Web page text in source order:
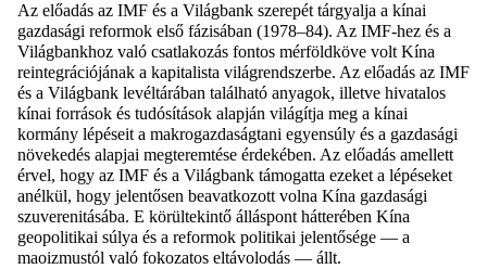
Az előadás az IMF és a Világbank szerepét tárgyalja a kínai
gazdasági reformok első fázisában (1978–84). Az IMF-hez és a
Világbankhoz való csatlakozás fontos mérföldköve volt Kína
reintegrációjának a kapitalista világrendszerbe. Az előadás az IMF
és a Világbank levéltárában található anyagok, illetve hivatalos
kínai források és tudósítások alapján világítja meg a kínai
kormány lépéseit a makrogazdaságtani egyensúly és a gazdasági
növekedés alapjai megteremtése érdekében. Az előadás amellett
érvel, hogy az IMF és a Világbank támogatta ezeket a lépéseket
anélkül, hogy jelentősen beavatkozott volna Kína gazdasági
szuverenitásába. E körültekintő álláspont hátterében Kína
geopolitikai súlya és a reformok politikai jelentősége — a
maoizmustól való fokozatos eltávolodás — állt.